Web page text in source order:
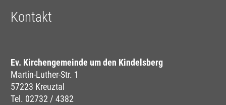
Kontakt
Ev. Kirchengemeinde um den Kindelsberg
Martin-Luther-Str. 1
57223 Kreuztal
Tel. 02732 / 4382